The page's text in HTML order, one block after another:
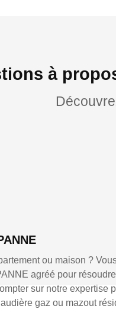
à
ou maison ?
agréé pour
sur notre expertise
gaz ou mazout